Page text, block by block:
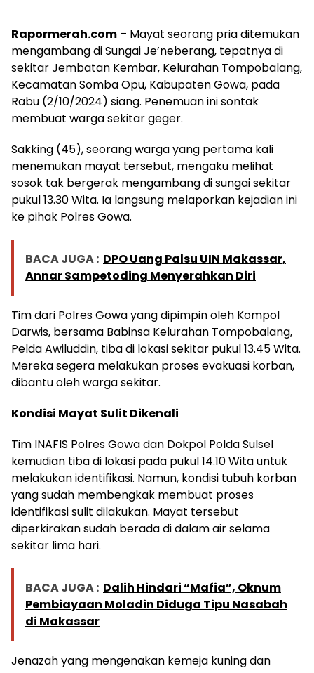
Rapormerah.com – Mayat seorang pria ditemukan
mengambang di Sungai Je’neberang, tepatnya di
sekitar Jembatan Kembar, Kelurahan Tompobalang,
Kecamatan Somba Opu, Kabupaten Gowa, pada
Rabu (2/10/2024) siang. Penemuan ini sontak
membuat warga sekitar geger.
Sakking (45), seorang warga yang pertama kali
menemukan mayat tersebut, mengaku melihat
sosok tak bergerak mengambang di sungai sekitar
pukul 13.30 Wita. Ia langsung melaporkan kejadian ini
ke pihak Polres Gowa.
BACA JUGA : DPO Uang Palsu UIN Makassar,
Annar Sampetoding Menyerahkan Diri
Tim dari Polres Gowa yang dipimpin oleh Kompol
Darwis, bersama Babinsa Kelurahan Tompobalang,
Pelda Awiluddin, tiba di lokasi sekitar pukul 13.45 Wita.
Mereka segera melakukan proses evakuasi korban,
dibantu oleh warga sekitar.
Kondisi Mayat Sulit Dikenali
Tim INAFIS Polres Gowa dan Dokpol Polda Sulsel
kemudian tiba di lokasi pada pukul 14.10 Wita untuk
melakukan identifikasi. Namun, kondisi tubuh korban
yang sudah membengkak membuat proses
identifikasi sulit dilakukan. Mayat tersebut
diperkirakan sudah berada di dalam air selama
sekitar lima hari.
BACA JUGA : Dalih Hindari “Mafia”, Oknum
Pembiayaan Moladin Diduga Tipu Nasabah
di Makassar
Jenazah yang mengenakan kemeja kuning dan